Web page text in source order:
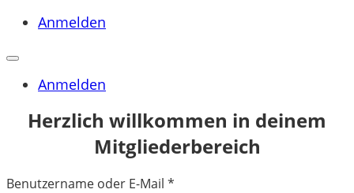
Anmelden
Anmelden
Herzlich willkommen in deinem
Mitgliederbereich
Benutzername oder E-Mail *